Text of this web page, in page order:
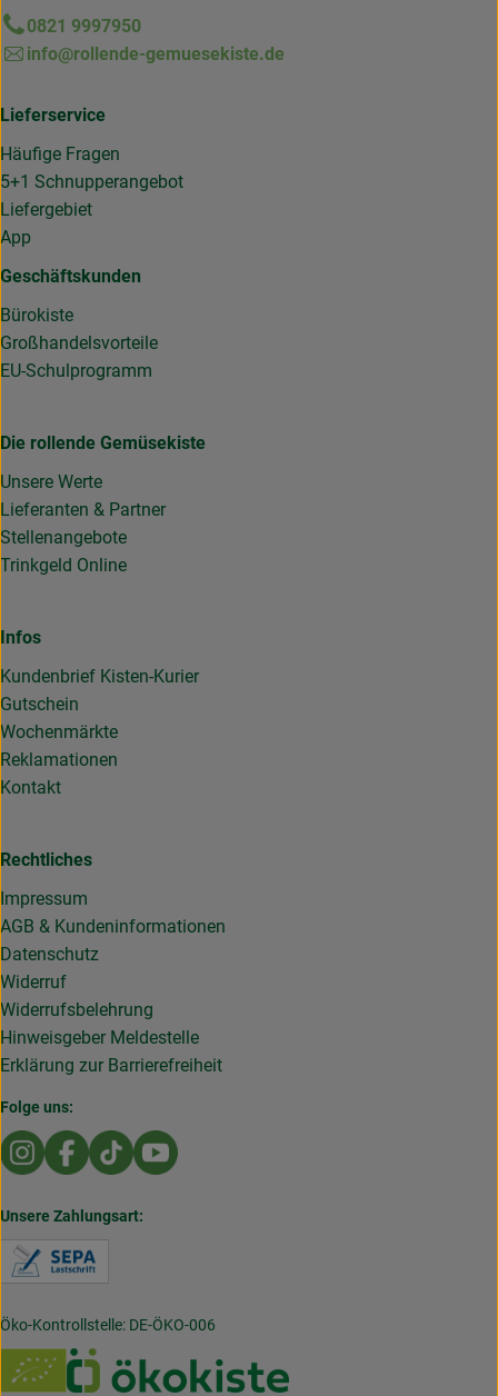
0821 9997950
info@rollende-gemuesekiste.de
Lieferservice
Häufige Fragen
5+1 Schnupperangebot
Liefergebiet
App
Geschäftskunden
Bürokiste
Großhandelsvorteile
EU-Schulprogramm
Die rollende Gemüsekiste
Unsere Werte
Lieferanten & Partner
Stellenangebote
Trinkgeld Online
Infos
Kundenbrief Kisten-Kurier
Gutschein
Wochenmärkte
Reklamationen
Kontakt
Rechtliches
Impressum
AGB & Kundeninformationen
Datenschutz
Widerruf
Widerrufsbelehrung
Hinweisgeber Meldestelle
Erklärung zur Barrierefreiheit
Folge uns:
Externer Link zu https://www.instagram.com/
Externer Link zu https://www.facebook.com/
Externer Link zu https://www.tiktok.com/
Externer Link zu https://
Unsere Zahlungsart:
Öko-Kontrollstelle: DE-ÖKO-006
Externer Link zu https://www.rollende-